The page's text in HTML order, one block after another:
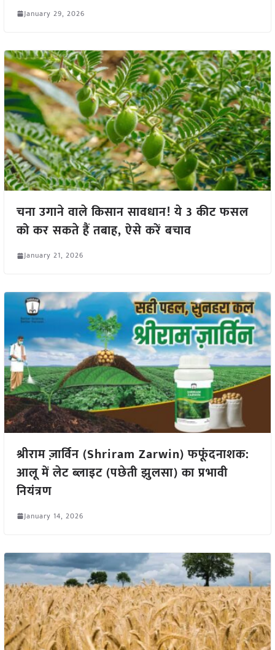
January 29, 2026
चना उगाने वाले किसान सावधान! ये 3 कीट फसल
को कर सकते हैं तबाह, ऐसे करें बचाव
January 21, 2026
श्रीराम ज़ार्विन (Shriram Zarwin) फफूंदनाशक:
आलू में लेट ब्लाइट (पछेती झुलसा) का प्रभावी
नियंत्रण
January 14, 2026